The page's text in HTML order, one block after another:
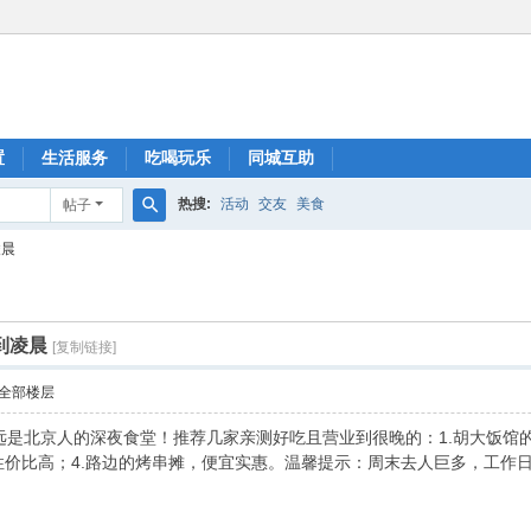
生活服务 吃喝玩乐 同城互助
帖子 热搜: 活动 交友 美食
凌晨 [复制链接]
部楼层
北京人的深夜食堂！推荐几家亲测好吃且营业到很晚的：1.胡大饭
比高；4.路边的烤串摊，便宜实惠。温馨提示：周末去人巨多，工作